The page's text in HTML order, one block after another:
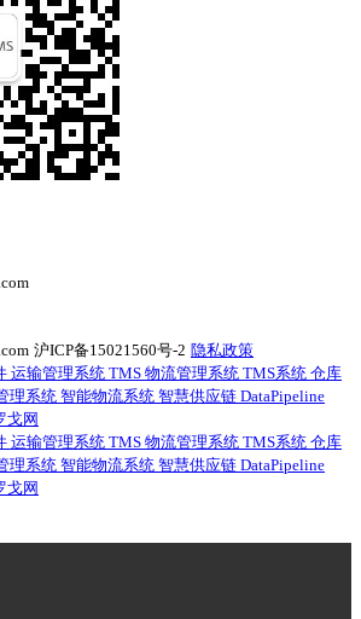
沪ICP备15021560号-2 隐私政策
运输管理系统 TMS 物流管理系统 TMS系统 仓库
理系统 智能物流系统 智慧供应链 DataPipeline
戈网
运输管理系统 TMS 物流管理系统 TMS系统 仓库
理系统 智能物流系统 智慧供应链 DataPipeline
戈网